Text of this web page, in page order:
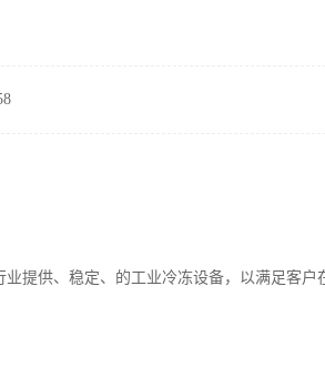
提供、稳定、的工业冷冻设备，以满足客户